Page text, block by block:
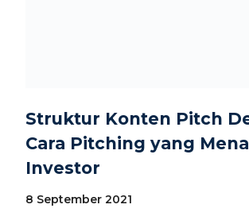
Struktur Konten Pitch
Cara Pitching yang
Investor
8 September 2021